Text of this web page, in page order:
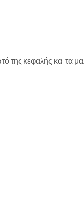
της κεφαλής και τα